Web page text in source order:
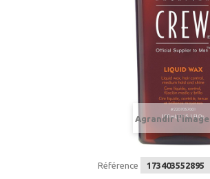
Agrandir l'image
Référence 173403552895